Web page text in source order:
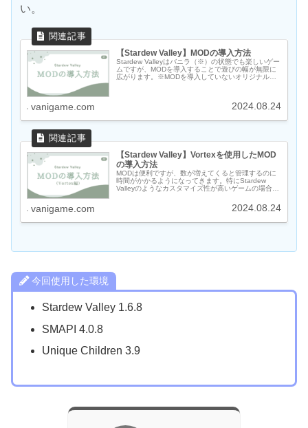
い。
【Stardew Valley】MODの導入方法
Stardew Valleyはバニラ（※）の状態でも楽しいゲー
ムですが、MODを導入することで遊びの幅が無限に
広がります。※MODを導入していないオリジナルの
vanigame.com 2024.08.24
【Stardew Valley】Vortexを使用したMOD
の導入方法
MODは便利ですが、数が増えてくると管理するのに
時間がかかるようになってきます。特にStardew
Valleyのようなカスタマイズ性が高いゲームの場合
いのではないでしょうか。早くゲームで遊...
vanigame.com 2024.08.24
今回使用した環境
Stardew Valley 1.6.8
SMAPI 4.0.8
Unique Children 3.9